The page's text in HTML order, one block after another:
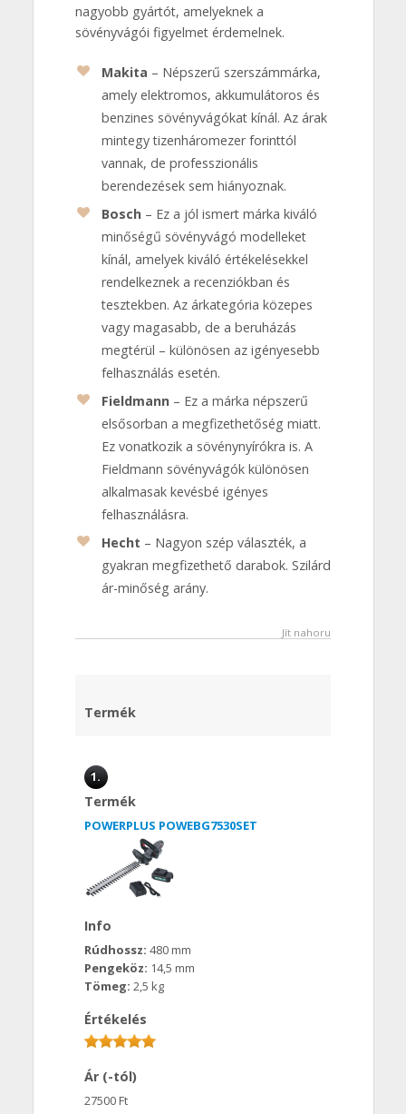
nagyobb gyártót, amelyeknek a
sövényvágói figyelmet érdemelnek.
Makita – Népszerű szerszámmárka,
amely elektromos, akkumulátoros és
benzines sövényvágókat kínál. Az árak
mintegy tizenháromezer forinttól
vannak, de professzionális
berendezések sem hiányoznak.
Bosch– Ez a jól ismert márka kiváló
minőségű sövényvágó modelleket
kínál, amelyek kiváló értékelésekkel
rendelkeznek a recenziókban és
tesztekben. Az árkategória közepes
vagy magasabb, de a beruházás
megtérül – különösen az igényesebb
felhasználás esetén.
Fieldmann– Ez a márka népszerű
elsősorban a megfizethetőség miatt.
Ez vonatkozik a sövénynyírókra is. A
Fieldmann sövényvágók különösen
alkalmasak kevésbé igényes
felhasználásra.
Hecht – Nagyon szép választék, a
gyakran megfizethető darabok. Szilárd
ár-minőség arány.
Jít nahoru
Termék
1.
Termék
POWERPLUS POWEBG7530SET
Info
Rúdhossz: 480 mm
Pengeköz: 14,5 mm
Tömeg: 2,5 kg
Értékelés
Ár (-tól)
27500 Ft